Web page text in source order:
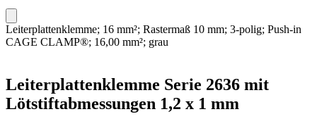
Leiterplattenklemme; 16 mm²; Rastermaß 10 mm; 3-polig; Push-in
CAGE CLAMP®; 16,00 mm²; grau
Leiterplattenklemme Serie 2636 mit
Lötstiftabmessungen 1,2 x 1 mm